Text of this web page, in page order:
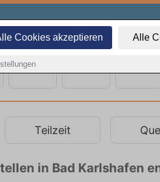
Cookies akzeptieren Alle
Teilzeit
in Bad Karlshafen